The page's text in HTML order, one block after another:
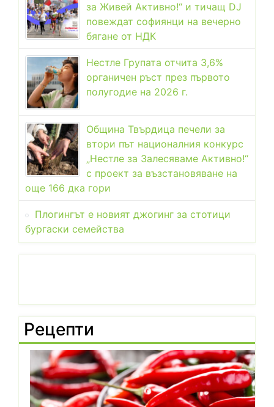
за Живей Активно!“ и тичащ DJ
повеждат софиянци на вечерно
бягане от НДК
Нестле Групата отчита 3,6%
органичен ръст през първото
полугодие на 2026 г.
Община Твърдица печели за
втори път националния конкурс
„Нестле за Залесяваме Активно!“
с проект за възстановяване на
още 166 дка гори
Плогингът е новият джогинг за стотици
бургаски семейства
Рецепти